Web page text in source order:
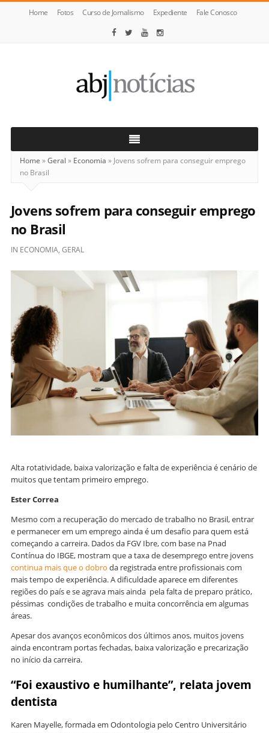
Home Fotos Curso de Jornalismo Expediente Fale Conosco
Notícias
Home »Geral » Economia » Jovens sofrem para conseguir emprego
no Brasil
Jovens sofrem para conseguir emprego
no Brasil
IN ECONOMIA, GERAL
Alta rotatividade, baixa valorização e falta de experiência é cenário de
muitos que tentam primeiro emprego.
Ester Correa
Mesmo com a recuperação do mercado de trabalho no Brasil, entrar
e permanecer em um emprego ainda é um desafio para quem está
começando a carreira. Dados da FGV Ibre, com base na Pnad
Contínua do IBGE, mostram que a taxa de desemprego entre jovens
continua mais que o dobro da registrada entre profissionais com
mais tempo de experiência. A dificuldade aparece em diferentes
regiões do país e se agrava mais ainda pela falta de preparo prático,
péssimas condições de trabalho e muita concorrência em algumas
áreas.
Apesar dos avanços econômicos dos últimos anos, muitos jovens
ainda encontram portas fechadas, baixa valorização e precarização
no início da carreira.
“Foi exaustivo e humilhante”, relata jovem
dentista
Karen Mayelle, formada em Odontologia pelo Centro Universitário